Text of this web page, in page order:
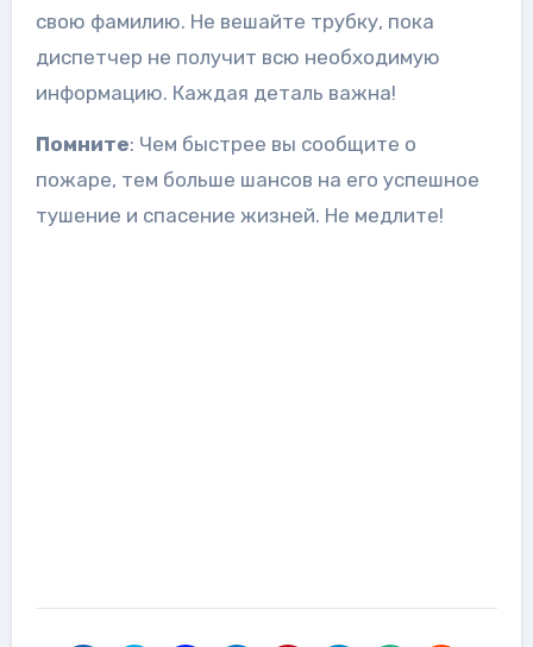
свою фамилию. Не вешайте трубку, пока
диспетчер не получит всю необходимую
информацию. Каждая деталь важна!
Помните: Чем быстрее вы сообщите о
пожаре, тем больше шансов на его успешное
тушение и спасение жизней. Не медлите!